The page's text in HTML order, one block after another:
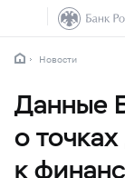
Новости
Данные
о
к